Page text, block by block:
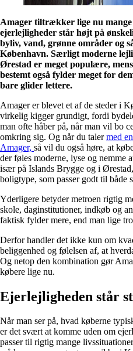
Amager tiltrækker lige nu
ejerlejligheder står højt på
byliv, vand, grønne områder og
København. Særligt moderne
Ørestad er meget populære,
bestemt også fylder meget for
bare glider lettere.
Amager er blevet et af de steder i
virkelig kigger grundigt, fordi
man ofte håber på, når man vil bo
omkring sig. Og når du talermed
Amager, så vil du også høre, at
der føles moderne, lyse og
især på Islands Brygge og i
boligtype, som passer godt til både
Yderligere betyder metroen rigtig
skole, daginstitutioner, indkøb og
faktisk fylder mere, end man lige
Derfor handler det ikke kun om
beliggenhed og følelsen af, at
Og netop den kombination gør
købere lige nu.
Ejerlejligheden står
Når man ser på, hvad køberne
er det svært at komme uden om
passer til rigtig mange